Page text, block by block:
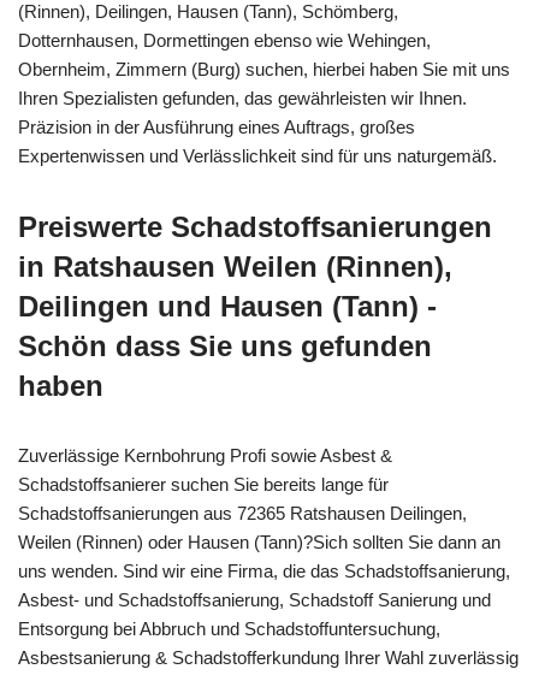
(Rinnen), Deilingen, Hausen (Tann), Schömberg,
Dotternhausen, Dormettingen ebenso wie Wehingen,
Obernheim, Zimmern (Burg) suchen, hierbei haben Sie mit uns
Ihren Spezialisten gefunden, das gewährleisten wir Ihnen.
Präzision in der Ausführung eines Auftrags, großes
Expertenwissen und Verlässlichkeit sind für uns naturgemäß.
Preiswerte Schadstoffsanierungen
in Ratshausen Weilen (Rinnen),
Deilingen und Hausen (Tann) -
Schön dass Sie uns gefunden
haben
Zuverlässige Kernbohrung Profi sowie Asbest &
Schadstoffsanierer suchen Sie bereits lange für
Schadstoffsanierungen aus 72365 Ratshausen Deilingen,
Weilen (Rinnen) oder Hausen (Tann)?Sich sollten Sie dann an
uns wenden. Sind wir eine Firma, die das Schadstoffsanierung,
Asbest- und Schadstoffsanierung, Schadstoff Sanierung und
Entsorgung bei Abbruch und Schadstoffuntersuchung,
Asbestsanierung & Schadstofferkundung Ihrer Wahl zuverlässig